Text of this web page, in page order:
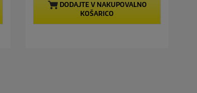
i.
DODAJTE V NAKUPOVALNO
KOŠARICO